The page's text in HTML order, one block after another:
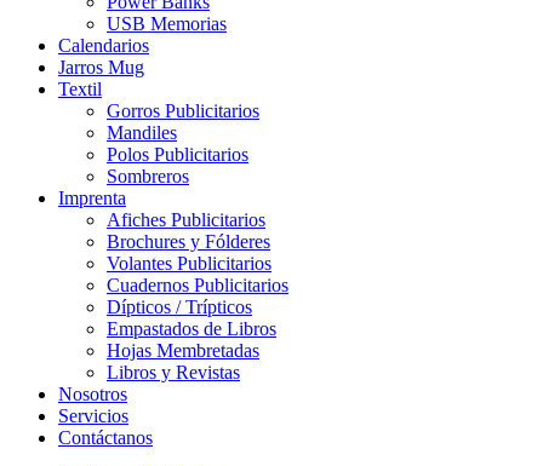
USB Memorias
Calendarios
Jarros Mug
Textil
Gorros Publicitarios
Mandiles
Polos Publicitarios
Sombreros
Imprenta
Afiches Publicitarios
Brochures y Fólderes
Volantes Publicitarios
Cuadernos Publicitarios
Dípticos / Trípticos
Empastados de Libros
Hojas Membretadas
Libros y Revistas
Nosotros
Servicios
Contáctanos